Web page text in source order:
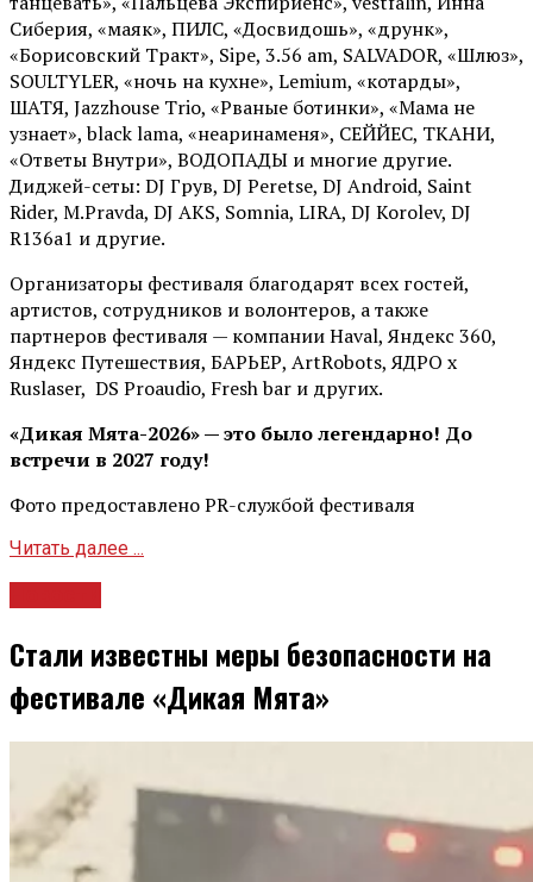
Сиберия, «маяк», ПИЛС, «Досвидошь», «друнк»,
«Борисовский Тракт», Sipe, 3.56 am, SALVADOR, «Шлюз»,
SOULTYLER, «ночь на кухне», Lemium, «котарды»,
ШАТЯ, Jazzhouse Trio, «Рваные ботинки», «Мама не
узнает», black lama, «неаринаменя», СЕЙЙЕС, ТКАНИ,
«Ответы Внутри», ВОДОПАДЫ и многие другие.
Диджей-сеты: DJ Грув, DJ Peretse, DJ Android, Saint
Rider, М.Pravda, DJ AKS, Somnia, LIRA, DJ Korolev, DJ
R136a1 и другие.
Организаторы фестиваля благодарят всех гостей,
артистов, сотрудников и волонтеров, а также
партнеров фестиваля — компании Haval, Яндекс 360,
Яндекс Путешествия, БАРЬЕР, ArtRobots, ЯДРО х
Ruslaser, DS Proaudio, Fresh bar и других.
«Дикая Мята-2026» — это было легендарно! До
встречи в 2027 году!
Фото предоставлено PR-службой фестиваля
Читать далее ...
Стали известны меры безопасности на
фестивале «Дикая Мята»